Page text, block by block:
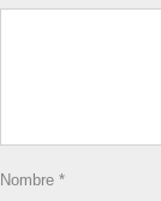
Nombre *